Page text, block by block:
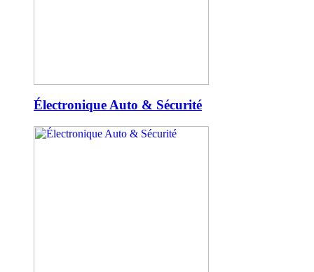
Électronique Auto & Sécurité